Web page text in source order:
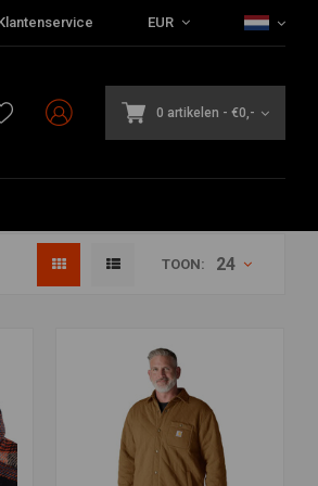
EUR
0 artikelen - €0,-
TOON: 24